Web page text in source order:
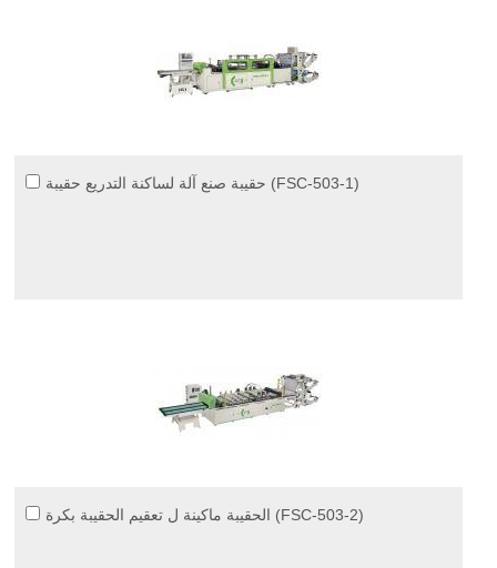
حقيبة صنع آلة لساكنة التدريع حقيبة (FSC-503-1)
الحقيبة ماكينة ل تعقيم الحقيبة بكرة (FSC-503-2)